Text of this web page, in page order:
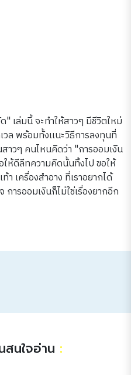
เล่มนี้ จะทำให้สาวๆ มีชีวิตใหม่
ล พร้อมทั้งเเนะวิธีการลงทุนที่
าวๆ คนไหนคิดว่า "การออมเงิน
ให้ดีลีทความคิดนั้นทิ้งไป ขอให้
า เครื่องสำอาง ที่เราอยากได้
การออมเงินก็ไม่ใช่เรื่องยากอีก
สนใจอ่าน :